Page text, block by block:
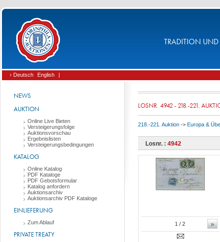
TRADITION UND
› Deutsch English |
NEWS
AUKTION
Online Live Bieten
Versteigerungsfolge
Auktionsvorschau
Ergebnislisten
Versteigerungsbedingungen
KATALOG
Online Katalog
PDF Kataloge
PDF Gebotsformular
Katalog anfordern
Auktionsarchiv
Auktionsarchiv PDF Kataloge
EINLIEFERUNG
Zum Ablauf
PRIVATE TREATY
LOSNR. 4942 - 218.-221.
218.-221. Auktion -> Europa &
Losnr. : 4942
»
1 / 2